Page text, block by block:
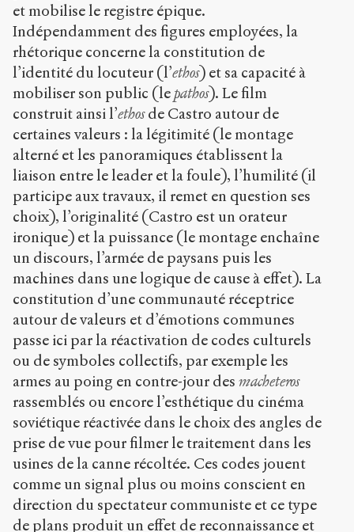
et mobilise le registre épique.
Indépendamment des figures employées, la
rhétorique concerne la constitution de
l’identité du locuteur (l’ethos) et sa capacité à
mobiliser son public (lepathos). Le film
construit ainsi l’ethosde Castro autour de
certaines valeurs : la légitimité (le montage
alterné et les panoramiques établissent la
liaison entre le leader et la foule), l’humilité (il
participe aux travaux, il remet en question ses
choix), l’originalité (Castro est un orateur
ironique) et la puissance (le montage enchaîne
un discours, l’armée de paysans puis les
machines dans une logique de cause à effet). La
constitution d’une communauté réceptrice
autour de valeurs et d’émotions communes
passe ici par la réactivation de codes culturels
ou de symboles collectifs, par exemple les
armes au poing en contre-jour des macheteros
rassemblés ou encore l’esthétique du cinéma
soviétique réactivée dans le choix des angles de
prise de vue pour filmer le traitement dans les
usines de la canne récoltée. Ces codes jouent
comme un signal plus ou moins conscient en
direction du spectateur communiste et ce type
de plans produit un effet de reconnaissance et